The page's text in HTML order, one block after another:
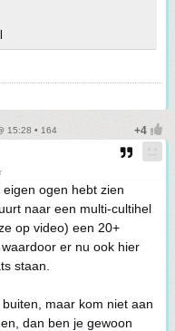
15:28 • 164
ogen hebt zien
naar een multi-cultihel
op video) een 20+
er nu ook hier
staan.
maar kom niet aan
dan ben je gewoon